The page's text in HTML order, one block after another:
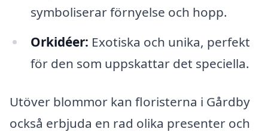
symboliserar förnyelse och hopp.
Orkidéer: Exotiska och unika, perfekt
för den som uppskattar det speciella.
Utöver blommor kan floristerna i Gårdby
också erbjuda en rad olika presenter och